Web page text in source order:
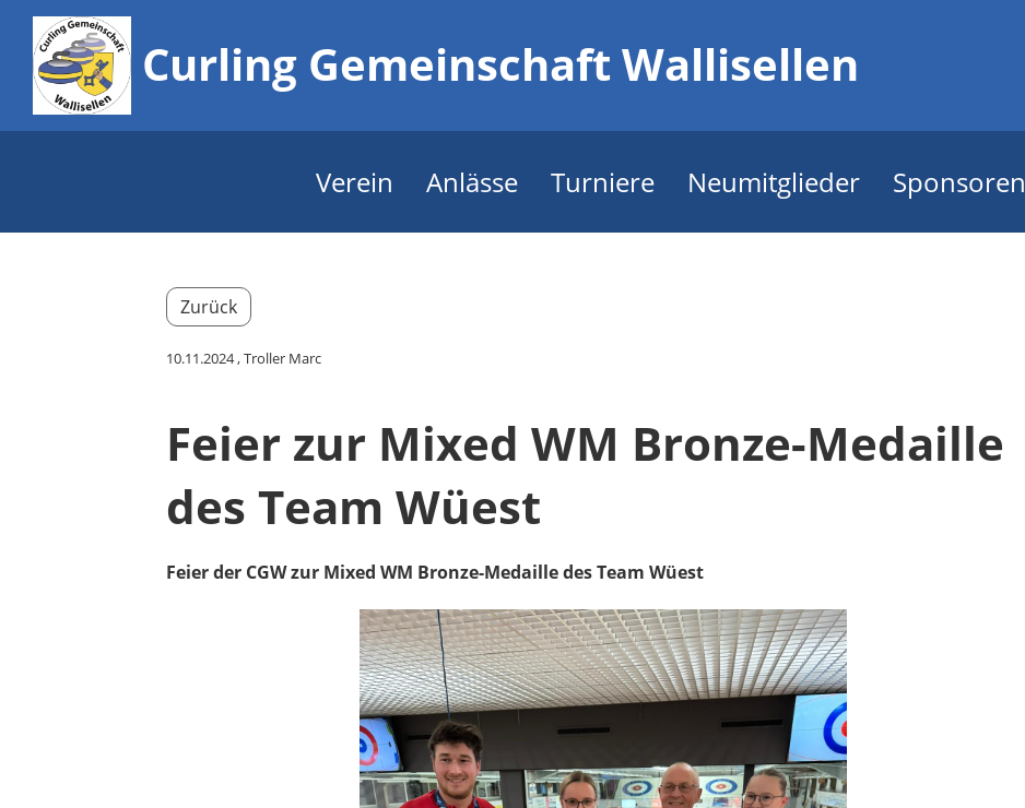
Curling Gemeinschaft Wallisellen
Verein Anlässe Turniere Neumitglieder Sponsoren
Zurück
10.11.2024, Troller Marc
Feier zur Mixed WM Bronze-Medaille
des Team Wüest
Feier der CGW zur Mixed WM Bronze-Medaille des Team Wüest